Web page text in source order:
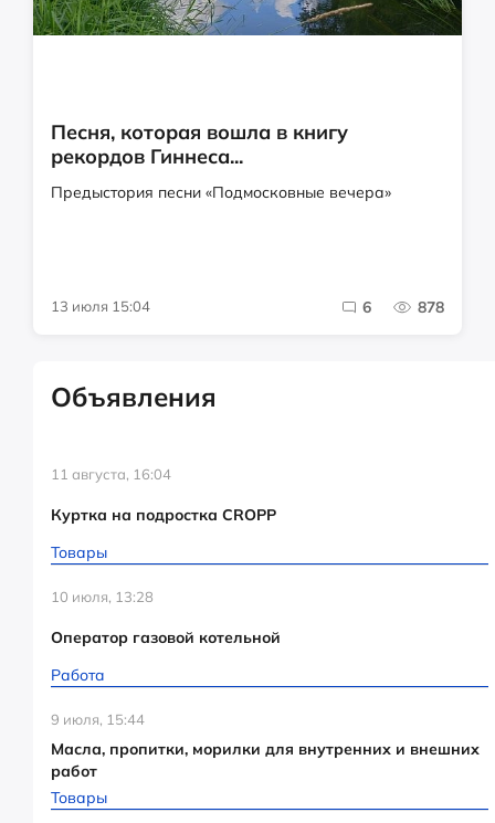
Песня, которая вошла в книгу
рекордов Гиннеса...
Предыстория песни «Подмосковные вечера»
13 июля 15:04 6 878
Объявления
11 августа, 16:04
Куртка на подростка CROPP
Товары
10 июля, 13:28
Оператор газовой котельной
Работа
9 июля, 15:44
Масла, пропитки, морилки для внутренних и внешних
работ
Товары